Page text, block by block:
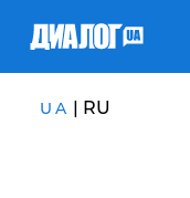
UA | RU